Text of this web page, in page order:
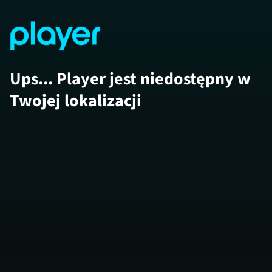
Ups... Player jest niedostępny w
Twojej lokalizacji